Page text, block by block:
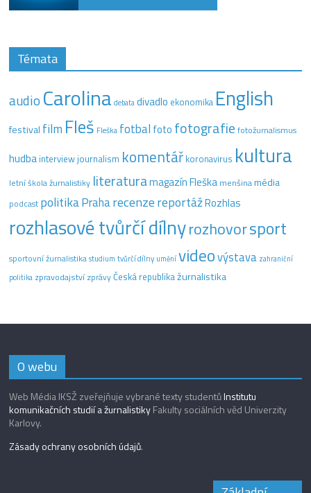
Témata
audio Carolina debata divadlo ekonomika English
festival film Fleš Fleška fotbal foto fotografie fotožurnalismus
hudba interview journalism komentář koronavirus kultura
letní škola žurnalistiky literaturamagazín Fleška menšinamédia
podcast politikaPraharecenzereportážRozhlas
rozhlasové tvůrčí dílnyrozhovorsport
sportovní žurnalistika studium tvůrčí dílny uměnívideovýstava zahraniční
politika zpravodajstvízprávyČeská republikažurnalistika
O webu
Web Média IKSŽ zveřejňuje vybrané texty studentůInstitutu
komunikačních studií a žurnalistikyFakulty sociálních věd Univerzity
Karlovy.
Zásady ochrany osobních údajů.